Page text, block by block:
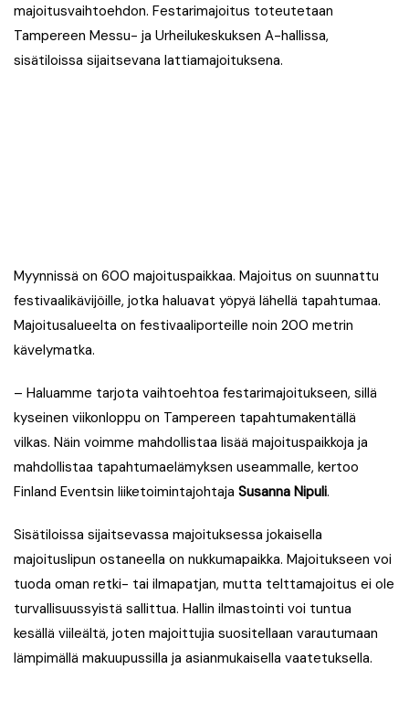
majoitusvaihtoehdon. Festarimajoitus toteutetaan
Tampereen Messu- ja Urheilukeskuksen A-hallissa,
sisätiloissa sijaitsevana lattiamajoituksena.
Myynnissä on 600 majoituspaikkaa. Majoitus on suunnattu
festivaalikävijöille, jotka haluavat yöpyä lähellä tapahtumaa.
Majoitusalueelta on festivaaliporteille noin 200 metrin
kävelymatka.
– Haluamme tarjota vaihtoehtoa festarimajoitukseen, sillä
kyseinen viikonloppu on Tampereen tapahtumakentällä
vilkas. Näin voimme mahdollistaa lisää majoituspaikkoja ja
mahdollistaa tapahtumaelämyksen useammalle, kertoo
Finland Eventsin liiketoimintajohtaja Susanna Nipuli.
Sisätiloissa sijaitsevassa majoituksessa jokaisella
majoituslipun ostaneella on nukkumapaikka. Majoitukseen voi
tuoda oman retki- tai ilmapatjan, mutta telttamajoitus ei ole
turvallisuussyistä sallittua. Hallin ilmastointi voi tuntua
kesällä viileältä, joten majoittujia suositellaan varautumaan
lämpimällä makuupussilla ja asianmukaisella vaatetuksella.